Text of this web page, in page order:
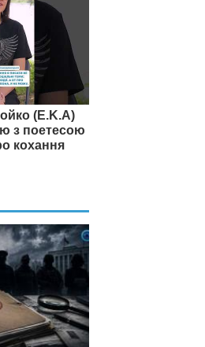
(E.K.A)
з поетесою
кохання